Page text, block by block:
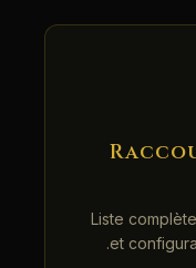
Liste
et